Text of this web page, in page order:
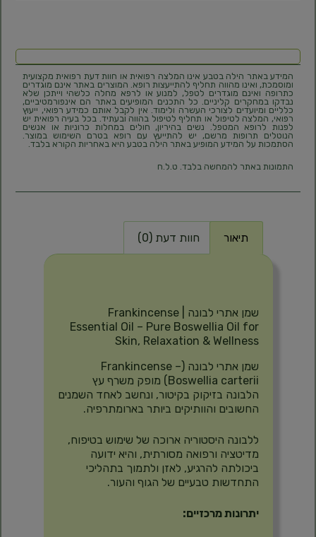
המידע באתר הילה בטבע אינו המלצה רפואית או חוות דעת רפואית מקצועית
ומוסמכת, ואינו מהווה תחליף להתייעצות רופא. המוצרים באתר אינם מוגדרים
כתרופה ואינם מוגדרים לטפל, למנוע או לרפא מחלה כלשהי וייתכן שלא
נבדקו במחקרים קליניים. כל התכנים המופיעים באתר הם אינפורמטיביים,
כלליים ומיועדים לצורכי העשרה ולימוד. אין לקבל אותם כמידע רפואי, ייעוץ
רפואי, המלצה לטיפול או תחליף לטיפול בהווה ובעתיד. בכל בעיה רפואית יש
לפנות לרופא המטפל. נשים בהיריון, חולים במחלות כרוניות או אנשים
הנוטלים תרופות מרשם, יש להתייעץ עם רופא בטרם השימוש במוצר.
הסתמכות על המידע המופיע באתר הילה בטבע היא באחריות הקורא בלבד.
התמונות באתר להמחשה בלבד. ט.ל.ח
תיאור חוות דעת (0)
שמן אתרי לבונה | Frankincense
Essential Oil – Pure Boswellia Oil for
Skin, Relaxation & Wellness
שמן אתרי לבונה (Frankincense –
Boswellia carterii) מופק משרף עץ
הלבונה בזיקוק בקיטור, ונחשב לאחד השמנים
החשובים והוותיקים ביותר בארומתרפיה.
ללבונה היסטוריה ארוכה של שימוש בטיפוח,
מדיטציה ורפואה מסורתית, והיא ידועה
ביכולתה להרגיע, לאזן ולתמוך בתהליכי
התחדשות טבעיים של הגוף והעור.
יתרונות מרכזיים: